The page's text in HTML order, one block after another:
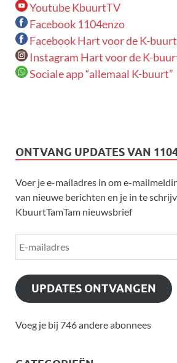
Youtube KbuurtTV
Facebook 1104enzo
Facebook Hart voor de K-buurt
Instagram Hart voor de K-
Sociale app “allemaal K-buurt”
ONTVANG UPDATES VAN
Voer je e-mailadres in om e-
van nieuwe berichten en je in te
KbuurtTamTam nieuwsbrief
UPDATES ONTVANGEN
Voeg je bij 746 andere abonnees